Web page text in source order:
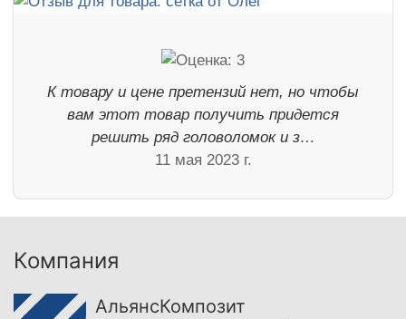
К товару и цене претензий нет, но чтобы
вам этот товар получить придется
решить ряд головоломок и з…
11 мая 2023 г.
Компания
АльянсКомпозит